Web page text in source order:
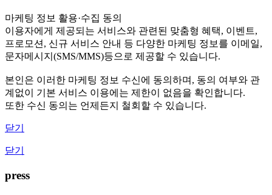
마케팅 정보 활용·수집 동의
이용자에게 제공되는 서비스와 관련된 맞춤형 혜택, 이벤트,
프로모션, 신규 서비스 안내 등 다양한 마케팅 정보를 이메일,
문자메시지(SMS/MMS)등으로 제공할 수 있습니다.
본인은 이러한 마케팅 정보 수신에 동의하며, 동의 여부와 관
계없이 기본 서비스 이용에는 제한이 없음을 확인합니다.
또한 수신 동의는 언제든지 철회할 수 있습니다.
닫기
닫기
press